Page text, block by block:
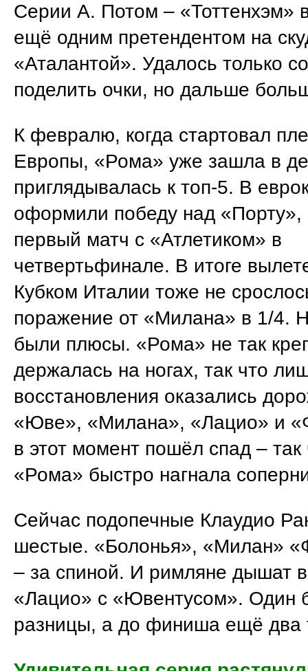
Серии А. Потом – «Тоттенхэм»
ещё одним претендентом на
«Аталантой». Удалось только
поделить очки, но дальше
К февралю, когда стартовал
Европы, «Рома» уже зашла в
приглядывалась к топ-5. В
оформили победу над «Порту»,
первый матч с «Атлетиком» в
четвертьфинале. В итоге
Кубком Италии тоже не
поражение от «Милана» в 1/4.
были плюсы. «Рома» не так
держалась на ногах, так что
восстановления оказались
«Юве», «Милана», «Лацио» и
в этот момент пошёл спад – так
«Рома» быстро нагнала
Сейчас подопечные Клаудио
шестые. «Болонья», «Милан»
– за спиной. И римляне дышат
«Лацио» с «Ювентусом». Один
разницы, а до финиша ещё два